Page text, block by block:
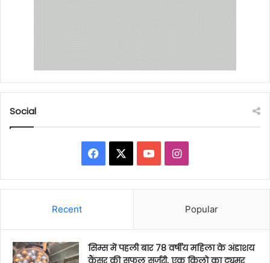
Social
Facebook YouTubeInstagram
Recent Popular
सिम्स में पहली बार 78 वर्षीय महिला के अंडाशय